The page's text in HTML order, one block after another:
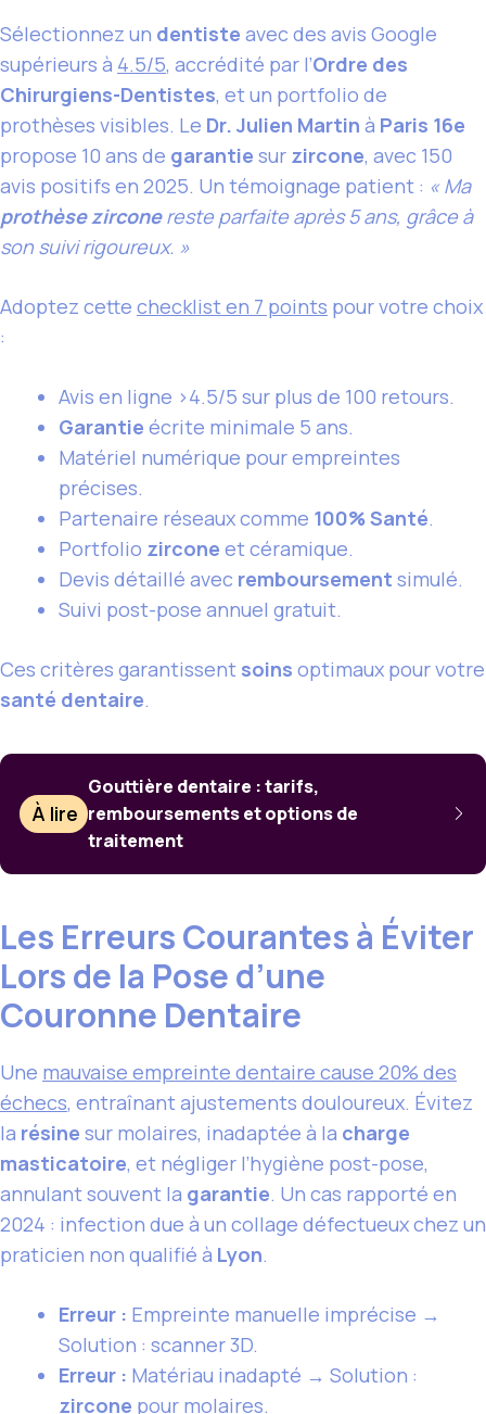
Sélectionnez un dentiste avec des avis Google
supérieurs à 4.5/5, accrédité par l’Ordre des
Chirurgiens-Dentistes, et un portfolio de
prothèses visibles. Le Dr. Julien Martin à Paris 16e
propose 10 ans de garantie sur zircone, avec 150
avis positifs en 2025. Un témoignage patient : « Ma
prothèse zirconereste parfaite après 5 ans, grâce à
son suivi rigoureux. »
Adoptez cette checklist en 7 points pour votre choix
:
Avis en ligne >4.5/5 sur plus de 100 retours.
Garantie écrite minimale 5 ans.
Matériel numérique pour empreintes
précises.
Partenaire réseaux comme 100% Santé.
Portfolio zircone et céramique.
Devis détaillé avec remboursement simulé.
Suivi post-pose annuel gratuit.
Ces critères garantissent soins optimaux pour votre
santé dentaire.
À lire
Gouttière dentaire : tarifs,
remboursements et options de
traitement
Les Erreurs Courantes à Éviter
Lors de la Pose d’une
Couronne Dentaire
Une mauvaise empreinte dentaire cause 20% des
échecs, entraînant ajustements douloureux. Évitez
la résine sur molaires, inadaptée à la charge
masticatoire, et négliger l’hygiène post-pose,
annulant souvent la garantie. Un cas rapporté en
2024 : infection due à un collage défectueux chez un
praticien non qualifié à Lyon.
Erreur : Empreinte manuelle imprécise →
Solution : scanner 3D.
Erreur : Matériau inadapté → Solution :
zircone pour molaires.